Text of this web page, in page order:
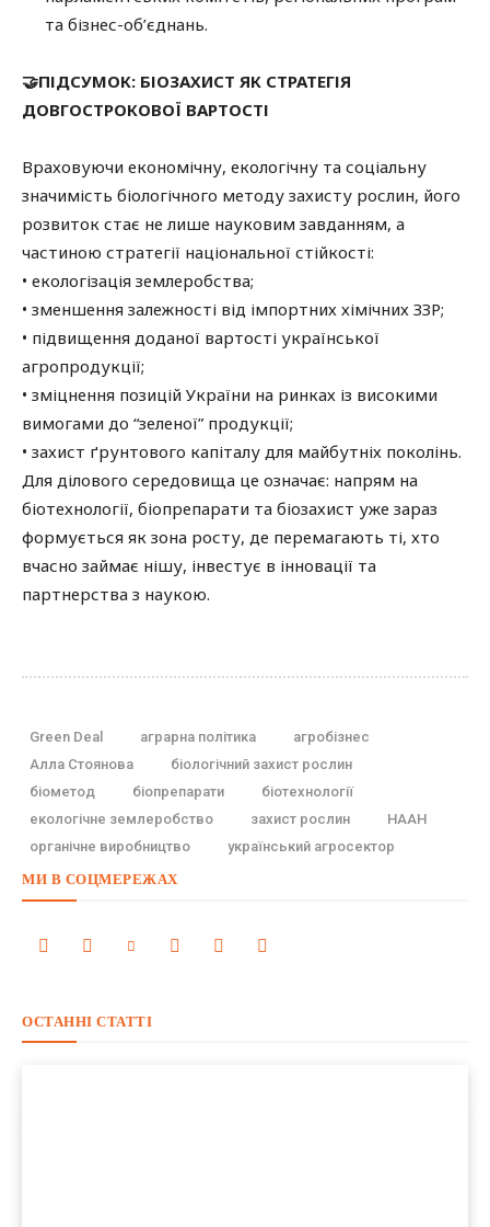
та бізнес-об’єднань.
🤝ПІДСУМОК: БІОЗАХИСТ ЯК СТРАТЕГІЯ
ДОВГОСТРОКОВОЇ ВАРТОСТІ
Враховуючи економічну, екологічну та соціальну
значимість біологічного методу захисту рослин, його
розвиток стає не лише науковим завданням, а
частиною стратегії національної стійкості:
• екологізація землеробства;
• зменшення залежності від імпортних хімічних ЗЗР;
• підвищення доданої вартості української
агропродукції;
• зміцнення позицій України на ринках із високими
вимогами до “зеленої” продукції;
• захист ґрунтового капіталу для майбутніх поколінь.
Для ділового середовища це означає: напрям на
біотехнології, біопрепарати та біозахист уже зараз
формується як зона росту, де перемагають ті, хто
вчасно займає нішу, інвестує в інновації та
партнерства з наукою.
Green Deal аграрна політика
агробізнес
Алла Стоянова
біологічний захист рослин
біометод
біопрепарати
біотехнології
екологічне землеробство
захист рослин
НААН
органічне виробництво
український агросектор
МИ В СОЦМЕРЕЖАХ
ОСТАННІ СТАТТІ